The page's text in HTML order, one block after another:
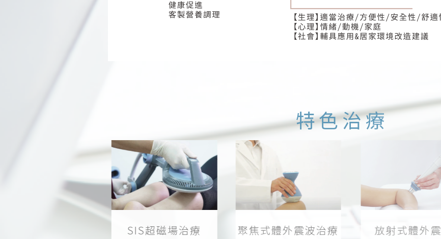
特色治療
SIS超磁場治療 聚焦式體外震波治療 放射式體外震波